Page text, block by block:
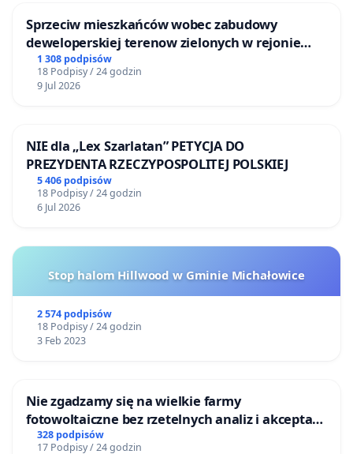
Sprzeciw mieszkańców wobec zabudowy
deweloperskiej terenow zielonych w rejonie
Bulwarów Straceńskich w Bielsku-Białej
1 308 podpisów
18 Podpisy / 24 godzin
9 Jul 2026
NIE dla „Lex Szarlatan” PETYCJA DO
PREZYDENTA RZECZYPOSPOLITEJ POLSKIEJ
5 406 podpisów
18 Podpisy / 24 godzin
6 Jul 2026
Stop halom Hillwood w Gminie Michałowice
2 574 podpisów
18 Podpisy / 24 godzin
3 Feb 2023
Nie zgadzamy się na wielkie farmy
fotowoltaiczne bez rzetelnych analiz i akceptacji
mieszkańców
328 podpisów
17 Podpisy / 24 godzin